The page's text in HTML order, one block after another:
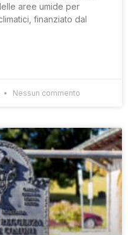
aree umide per
finanziato dal
Nessun commento